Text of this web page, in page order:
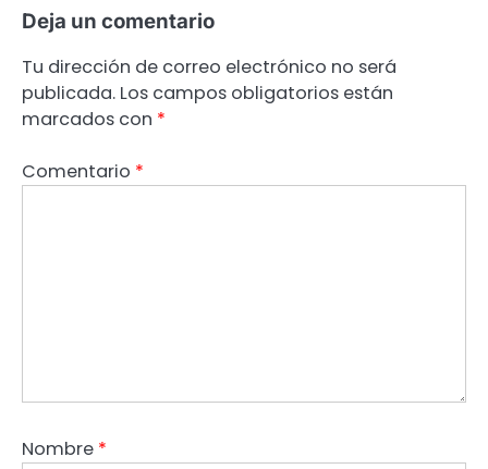
Deja un comentario
Tu dirección de correo electrónico no será
publicada. Los campos obligatorios están
marcados con *
Comentario *
Nombre *